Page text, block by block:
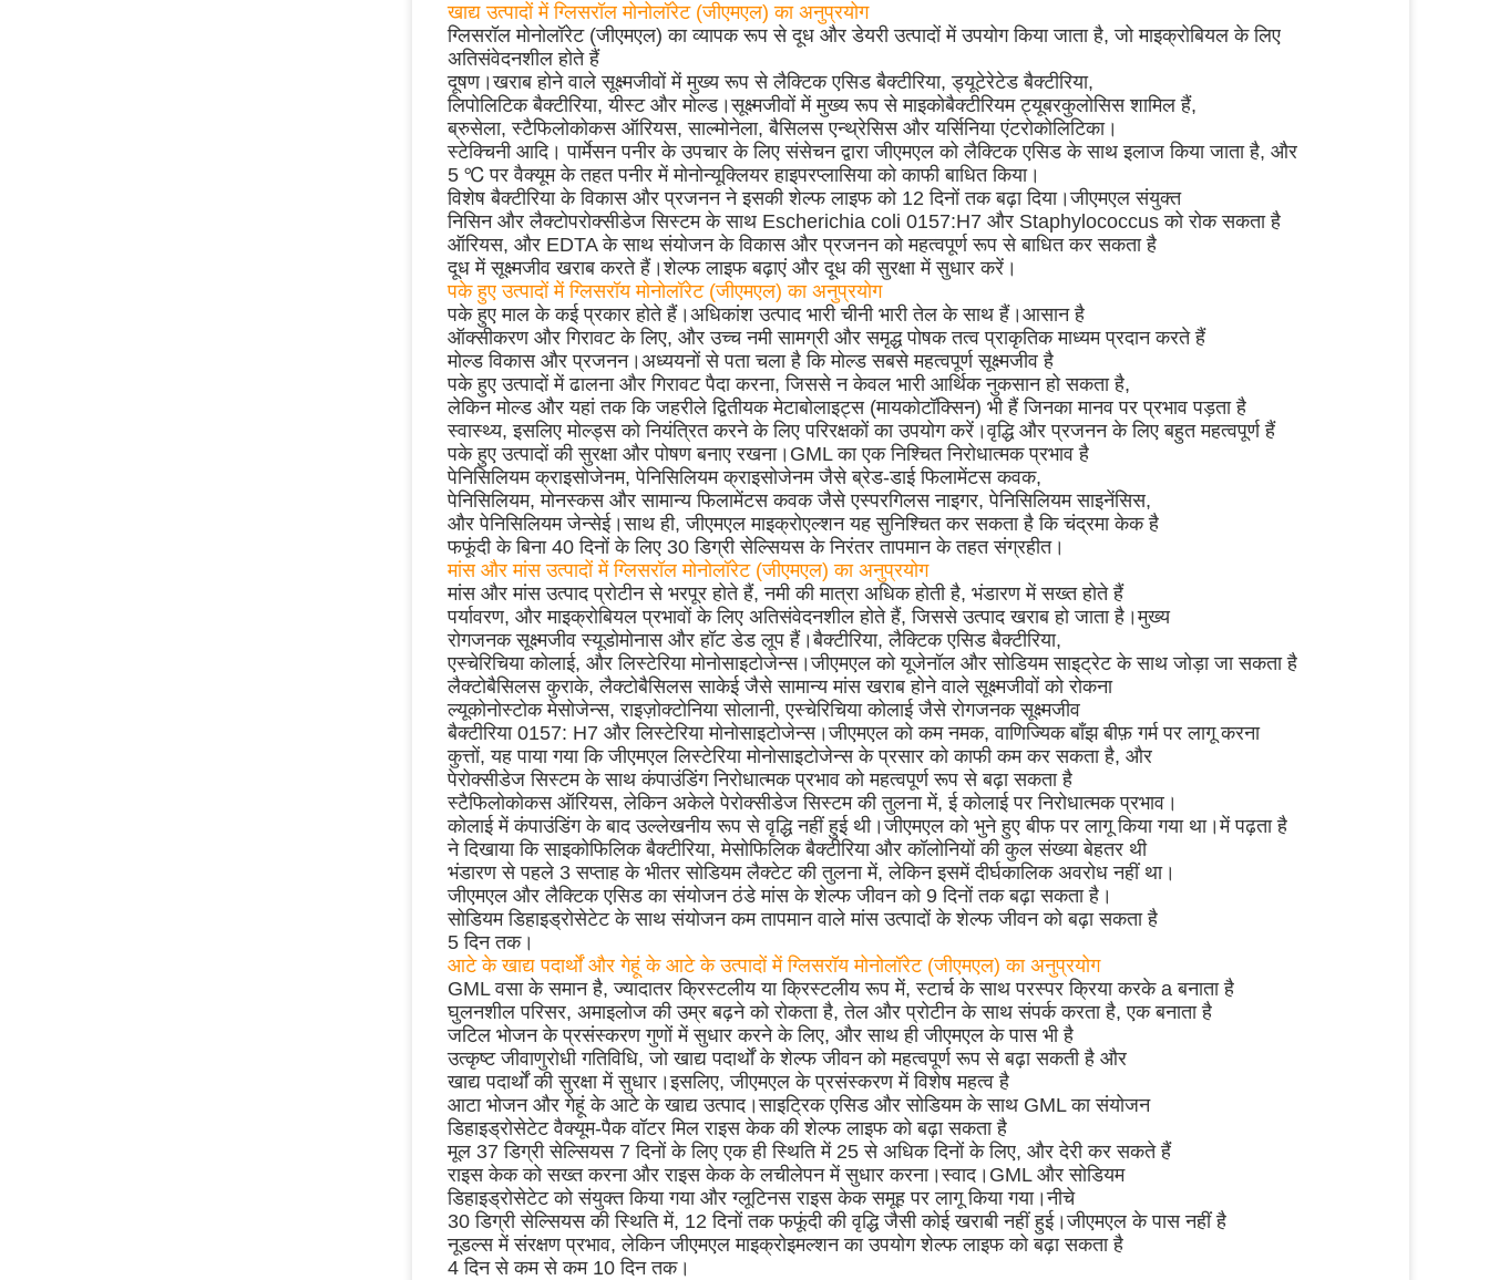
खाद्य उत्पादों में ग्लिसरॉल मोनोलॉरेट (जीएमएल) का अनुप्रयोग
ग्लिसरॉल मोनोलॉरेट (जीएमएल) का व्यापक रूप से दूध और डेयरी उत्पादों में उपयोग किया जाता है, जो माइक्रोबियल के लिए
अतिसंवेदनशील होते हैं
दूषण।खराब होने वाले सूक्ष्मजीवों में मुख्य रूप से लैक्टिक एसिड बैक्टीरिया, ड्यूटेरेटेड बैक्टीरिया,
लिपोलिटिक बैक्टीरिया, यीस्ट और मोल्ड।सूक्ष्मजीवों में मुख्य रूप से माइकोबैक्टीरियम ट्यूबरकुलोसिस शामिल हैं,
ब्रुसेला, स्टैफिलोकोकस ऑरियस, साल्मोनेला, बैसिलस एन्थ्रेसिस और यर्सिनिया एंटरोकोलिटिका।
स्टेक्चिनी आदि। पार्मेसन पनीर के उपचार के लिए संसेचन द्वारा जीएमएल को लैक्टिक एसिड के साथ इलाज किया जाता है, और
5 ℃ पर वैक्यूम के तहत पनीर में मोनोन्यूक्लियर हाइपरप्लासिया को काफी बाधित किया।
विशेष बैक्टीरिया के विकास और प्रजनन ने इसकी शेल्फ लाइफ को 12 दिनों तक बढ़ा दिया।जीएमएल संयुक्त
निसिन और लैक्टोपरोक्सीडेज सिस्टम के साथ Escherichia coli 0157:H7 और Staphylococcus को रोक सकता है
ऑरियस, और EDTA के साथ संयोजन के विकास और प्रजनन को महत्वपूर्ण रूप से बाधित कर सकता है
दूध में सूक्ष्मजीव खराब करते हैं।शेल्फ लाइफ बढ़ाएं और दूध की सुरक्षा में सुधार करें।
पके हुए उत्पादों में ग्लिसरॉय मोनोलॉरेट (जीएमएल) का अनुप्रयोग
पके हुए माल के कई प्रकार होते हैं।अधिकांश उत्पाद भारी चीनी भारी तेल के साथ हैं।आसान है
ऑक्सीकरण और गिरावट के लिए, और उच्च नमी सामग्री और समृद्ध पोषक तत्व प्राकृतिक माध्यम प्रदान करते हैं
मोल्ड विकास और प्रजनन।अध्ययनों से पता चला है कि मोल्ड सबसे महत्वपूर्ण सूक्ष्मजीव है
पके हुए उत्पादों में ढालना और गिरावट पैदा करना, जिससे न केवल भारी आर्थिक नुकसान हो सकता है,
लेकिन मोल्ड और यहां तक ​​कि जहरीले द्वितीयक मेटाबोलाइट्स (मायकोटॉक्सिन) भी हैं जिनका मानव पर प्रभाव पड़ता है
स्वास्थ्य, इसलिए मोल्ड्स को नियंत्रित करने के लिए परिरक्षकों का उपयोग करें।वृद्धि और प्रजनन के लिए बहुत महत्वपूर्ण हैं
पके हुए उत्पादों की सुरक्षा और पोषण बनाए रखना।GML का एक निश्चित निरोधात्मक प्रभाव है
पेनिसिलियम क्राइसोजेनम, पेनिसिलियम क्राइसोजेनम जैसे ब्रेड-डाई फिलामेंटस कवक,
पेनिसिलियम, मोनस्कस और सामान्य फिलामेंटस कवक जैसे एस्परगिलस नाइगर, पेनिसिलियम साइनेंसिस,
और पेनिसिलियम जेन्सेई।साथ ही, जीएमएल माइक्रोएल्शन यह सुनिश्चित कर सकता है कि चंद्रमा केक है
फफूंदी के बिना 40 दिनों के लिए 30 डिग्री सेल्सियस के निरंतर तापमान के तहत संग्रहीत।
मांस और मांस उत्पादों में ग्लिसरॉल मोनोलॉरेट (जीएमएल) का अनुप्रयोग
मांस और मांस उत्पाद प्रोटीन से भरपूर होते हैं, नमी की मात्रा अधिक होती है, भंडारण में सख्त होते हैं
पर्यावरण, और माइक्रोबियल प्रभावों के लिए अतिसंवेदनशील होते हैं, जिससे उत्पाद खराब हो जाता है।मुख्य
रोगजनक सूक्ष्मजीव स्यूडोमोनास और हॉट डेड लूप हैं।बैक्टीरिया, लैक्टिक एसिड बैक्टीरिया,
एस्चेरिचिया कोलाई, और लिस्टेरिया मोनोसाइटोजेन्स।जीएमएल को यूजेनॉल और सोडियम साइट्रेट के साथ जोड़ा जा सकता है
लैक्टोबैसिलस कुराके, लैक्टोबैसिलस साकेई जैसे सामान्य मांस खराब होने वाले सूक्ष्मजीवों को रोकना
ल्यूकोनोस्टोक मेसोजेन्स, राइज़ोक्टोनिया सोलानी, एस्चेरिचिया कोलाई जैसे रोगजनक सूक्ष्मजीव
बैक्टीरिया 0157: H7 और लिस्टेरिया मोनोसाइटोजेन्स।जीएमएल को कम नमक, वाणिज्यिक बाँझ बीफ़ गर्म पर लागू करना
कुत्तों, यह पाया गया कि जीएमएल लिस्टेरिया मोनोसाइटोजेन्स के प्रसार को काफी कम कर सकता है, और
पेरोक्सीडेज सिस्टम के साथ कंपाउंडिंग निरोधात्मक प्रभाव को महत्वपूर्ण रूप से बढ़ा सकता है
स्टैफिलोकोकस ऑरियस, लेकिन अकेले पेरोक्सीडेज सिस्टम की तुलना में, ई कोलाई पर निरोधात्मक प्रभाव।
कोलाई में कंपाउंडिंग के बाद उल्लेखनीय रूप से वृद्धि नहीं हुई थी।जीएमएल को भुने हुए बीफ पर लागू किया गया था।में पढ़ता है
ने दिखाया कि साइकोफिलिक बैक्टीरिया, मेसोफिलिक बैक्टीरिया और कॉलोनियों की कुल संख्या बेहतर थी
भंडारण से पहले 3 सप्ताह के भीतर सोडियम लैक्टेट की तुलना में, लेकिन इसमें दीर्घकालिक अवरोध नहीं था।
जीएमएल और लैक्टिक एसिड का संयोजन ठंडे मांस के शेल्फ जीवन को 9 दिनों तक बढ़ा सकता है।
सोडियम डिहाइड्रोसेटेट के साथ संयोजन कम तापमान वाले मांस उत्पादों के शेल्फ जीवन को बढ़ा सकता है
5 दिन तक।
आटे के खाद्य पदार्थों और गेहूं के आटे के उत्पादों में ग्लिसरॉय मोनोलॉरेट (जीएमएल) का अनुप्रयोग
GML वसा के समान है, ज्यादातर क्रिस्टलीय या क्रिस्टलीय रूप में, स्टार्च के साथ परस्पर क्रिया करके a बनाता है
घुलनशील परिसर, अमाइलोज की उम्र बढ़ने को रोकता है, तेल और प्रोटीन के साथ संपर्क करता है, एक बनाता है
जटिल भोजन के प्रसंस्करण गुणों में सुधार करने के लिए, और साथ ही जीएमएल के पास भी है
उत्कृष्ट जीवाणुरोधी गतिविधि, जो खाद्य पदार्थों के शेल्फ जीवन को महत्वपूर्ण रूप से बढ़ा सकती है और
खाद्य पदार्थों की सुरक्षा में सुधार।इसलिए, जीएमएल के प्रसंस्करण में विशेष महत्व है
आटा भोजन और गेहूं के आटे के खाद्य उत्पाद।साइट्रिक एसिड और सोडियम के साथ GML का संयोजन
डिहाइड्रोसेटेट वैक्यूम-पैक वॉटर मिल राइस केक की शेल्फ लाइफ को बढ़ा सकता है
मूल 37 डिग्री सेल्सियस 7 दिनों के लिए एक ही स्थिति में 25 से अधिक दिनों के लिए, और देरी कर सकते हैं
राइस केक को सख्त करना और राइस केक के लचीलेपन में सुधार करना।स्वाद।GML और सोडियम
डिहाइड्रोसेटेट को संयुक्त किया गया और ग्लूटिनस राइस केक समूह पर लागू किया गया।नीचे
30 डिग्री सेल्सियस की स्थिति में, 12 दिनों तक फफूंदी की वृद्धि जैसी कोई खराबी नहीं हुई।जीएमएल के पास नहीं है
नूडल्स में संरक्षण प्रभाव, लेकिन जीएमएल माइक्रोइमल्शन का उपयोग शेल्फ लाइफ को बढ़ा सकता है
4 दिन से कम से कम 10 दिन तक।